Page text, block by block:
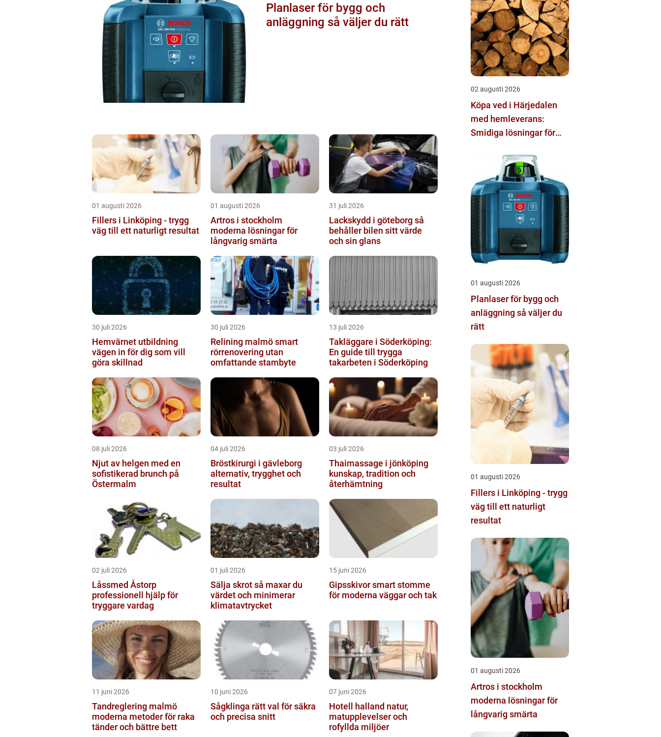
Planlaser för bygg och
anläggning så väljer du rätt
01 augusti 2026
Fillers i Linköping - trygg
väg till ett naturligt resultat
01 augusti 2026
Artros i stockholm
moderna lösningar för
långvarig smärta
31 juli 2026
Lackskydd i göteborg så
behåller bilen sitt värde
och sin glans
30 juli 2026
Hemvärnet utbildning
vägen in för dig som vill
göra skillnad
30 juli 2026
Relining malmö smart
rörrenovering utan
omfattande stambyte
13 juli 2026
Takläggare i Söderköping:
En guide till trygga
takarbeten i Söderköping
08 juli 2026
Njut av helgen med en
sofistikerad brunch på
Östermalm
04 juli 2026
Bröstkirurgi i gävleborg
alternativ, trygghet och
resultat
03 juli 2026
Thaimassage i jönköping
kunskap, tradition och
återhämtning
02 juli 2026
Låssmed Åstorp
professionell hjälp för
tryggare vardag
01 juli 2026
Sälja skrot så maxar du
värdet och minimerar
klimatavtrycket
15 juni 2026
Gipsskivor smart stomme
för moderna väggar och tak
11 juni 2026
Tandreglering malmö
moderna metoder för raka
tänder och bättre bett
10 juni 2026
Sågklinga rätt val för säkra
och precisa snitt
07 juni 2026
Hotell halland natur,
matupplevelser och
rofyllda miljöer
02 augusti 2026
Köpa ved i Härjedalen
med hemleverans:
Smidiga lösningar för
01 augusti 2026
Planlaser för bygg och
anläggning så väljer du
rätt
01 augusti 2026
Fillers i Linköping - trygg
väg till ett naturligt
resultat
01 augusti 2026
Artros i stockholm
moderna lösningar för
långvarig smärta